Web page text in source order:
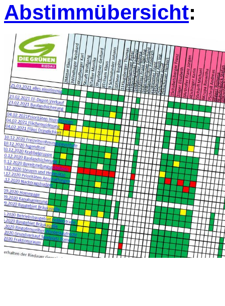
Abstimmübersicht: